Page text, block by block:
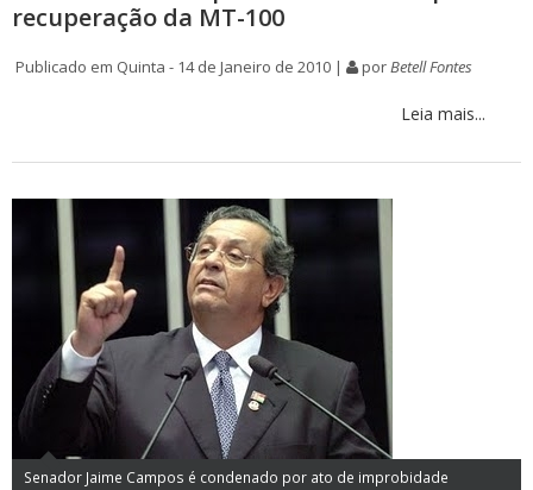
recuperação da MT-100
Publicado em Quinta - 14 de Janeiro de 2010 | porBetell Fontes
Leia mais...
Senador Jaime Campos é condenado por ato de improbidade